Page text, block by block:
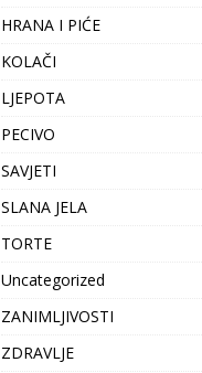
HRANA I PIĆE
KOLAČI
LJEPOTA
PECIVO
SAVJETI
SLANA JELA
TORTE
Uncategorized
ZANIMLJIVOSTI
ZDRAVLJE